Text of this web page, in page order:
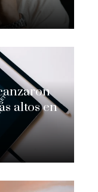
altos en